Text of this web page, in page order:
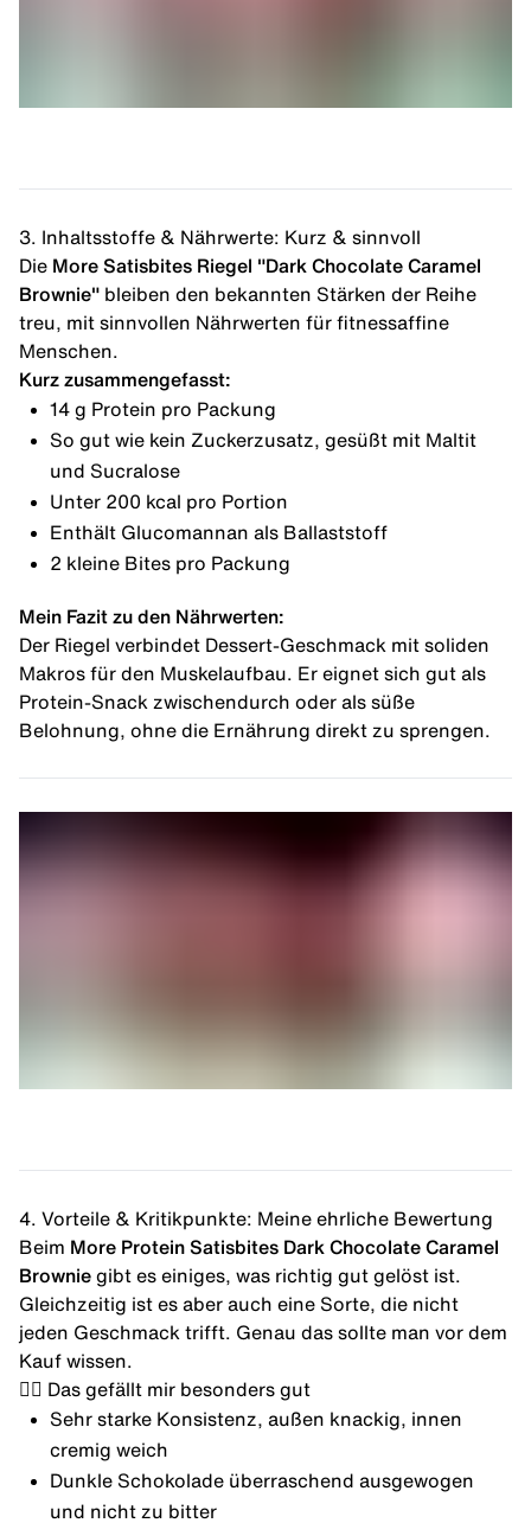
3. Inhaltsstoffe & Nährwerte: Kurz & sinnvoll
Die More Satisbites Riegel "Dark Chocolate Caramel
Brownie" bleiben den bekannten Stärken der Reihe
treu, mit sinnvollen Nährwerten für fitnessaffine
Menschen.
Kurz zusammengefasst:
14 g Protein pro Packung
So gut wie kein Zuckerzusatz, gesüßt mit Maltit
und Sucralose
Unter 200 kcal pro Portion
Enthält Glucomannan als Ballaststoff
2 kleine Bites pro Packung
Mein Fazit zu den Nährwerten:
Der Riegel verbindet Dessert-Geschmack mit soliden
Makros für den Muskelaufbau . Er eignet sich gut als
Protein-Snack zwischendurch oder als süße
Belohnung, ohne die Ernährung direkt zu sprengen.
4. Vorteile & Kritikpunkte: Meine ehrliche Bewertung
Beim More Protein Satisbites Dark Chocolate Caramel
Brownie gibt es einiges, was richtig gut gelöst ist.
Gleichzeitig ist es aber auch eine Sorte, die nicht
jeden Geschmack trifft. Genau das sollte man vor dem
Kauf wissen.
👍🏼 Das gefällt mir besonders gut
Sehr starke Konsistenz, außen knackig, innen
cremig weich
Dunkle Schokolade überraschend ausgewogen
und nicht zu bitter